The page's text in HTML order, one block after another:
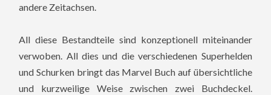
andere Zeitachsen.
All diese Bestandteile sind konzeptionell miteinander
verwoben. All dies und die verschiedenen Superhelden
und Schurken bringt das Marvel Buch auf übersichtliche
und kurzweilige Weise zwischen zwei Buchdeckel.